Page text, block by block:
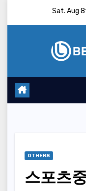
Sat. Aug
OTHERS
스포츠